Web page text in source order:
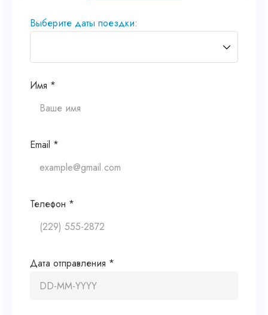
Выберите даты поездки:
Имя *
Email *
Телефон *
Дата отправления *